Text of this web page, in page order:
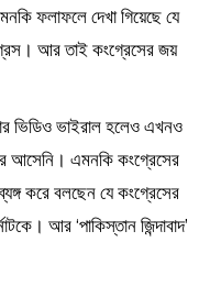
ফলাফলে দেখা গিয়েছে যে
আর তাই কংগ্রেসের জয়
ভিডিও ভাইরাল হলেও এখনও
আসেনি। এমনকি কংগ্রেসের
করে বলছেন যে কংগ্রেসের
আর ‘পাকিস্তান জিন্দাবাদ’